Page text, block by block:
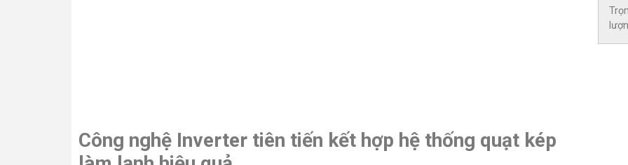
Công nghệ Inverter tiên tiến kết hợp hệ thống quạt kép